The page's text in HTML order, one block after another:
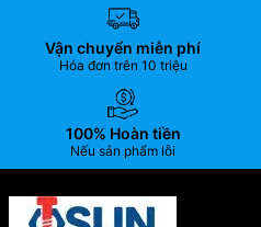
Vận chuyển miễn phí
Hóa đơn trên 10 triệu
100% Hoàn tiền
Nếu sản phẩm lỗi